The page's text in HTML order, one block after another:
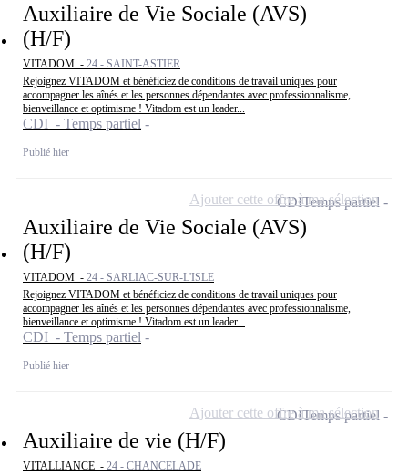
Auxiliaire de Vie Sociale (AVS)
(H/F)
VITADOM - 24 - SAINT-ASTIER
Rejoignez VITADOM et bénéficiez de conditions de travail uniques pour
accompagner les aînés et les personnes dépendantes avec professionnalisme,
bienveillance et optimisme ! Vitadom est un leader...
CDI - Temps partiel
Publié hier
Auxiliaire de Vie Sociale (AVS)
(H/F)
VITADOM - 24 - SARLIAC-SUR-L'ISLE
Rejoignez VITADOM et bénéficiez de conditions de travail uniques pour
accompagner les aînés et les personnes dépendantes avec professionnalisme,
bienveillance et optimisme ! Vitadom est un leader...
CDI - Temps partiel
Publié hier
CDITemps partiel
Ajouter cette offre à ma sélection
Auxiliaire de vie (H/F)
VITALLIANCE - 24 - CHANCELADE
CDITemps partiel
Ajouter cette offre à ma sélection